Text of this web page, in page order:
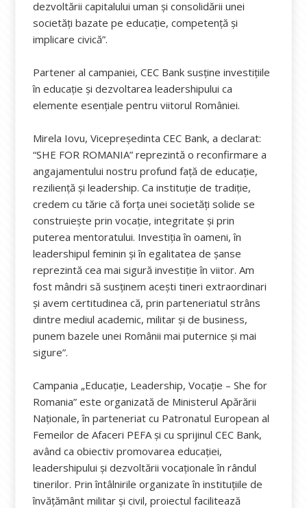
dezvoltării capitalului uman și consolidării unei
societăți bazate pe educație, competență și
implicare civică”.
Partener al campaniei, CEC Bank susține investițiile
în educație și dezvoltarea leadershipului ca
elemente esențiale pentru viitorul României.
Mirela Iovu, Vicepreședinta CEC Bank, a declarat:
“SHE FOR ROMANIA” reprezintă o reconfirmare a
angajamentului nostru profund față de educație,
reziliență și leadership. Ca instituție de tradiție,
credem cu tărie că forța unei societăți solide se
construiește prin vocație, integritate și prin
puterea mentoratului. Investiția în oameni, în
leadershipul feminin și în egalitatea de șanse
reprezintă cea mai sigură investiție în viitor. Am
fost mândri să susținem acești tineri extraordinari
și avem certitudinea că, prin parteneriatul strâns
dintre mediul academic, militar și de business,
punem bazele unei Românii mai puternice și mai
sigure”.
Campania „Educație, Leadership, Vocație – She for
Romania” este organizată de Ministerul Apărării
Naționale, în parteneriat cu Patronatul European al
Femeilor de Afaceri PEFA și cu sprijinul CEC Bank,
având ca obiectiv promovarea educației,
leadershipului și dezvoltării vocaționale în rândul
tinerilor. Prin întâlnirile organizate în instituțiile de
învățământ militar și civil, proiectul facilitează